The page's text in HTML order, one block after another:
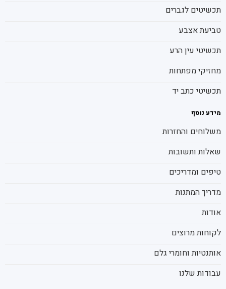
תכשיטים לגברים
טביעת אצבע
תכשיטי עין הרע
מחזיקי מפתחות
תכשיטי כתב יד
מידע נוסף
משלוחים והחזרות
שאלות ותשובות
טיפים ומדריכים
מדריך המתנות
אודות
לקוחות מרוצים
אותנטיות וחומרי גלם
עבודות שלנו